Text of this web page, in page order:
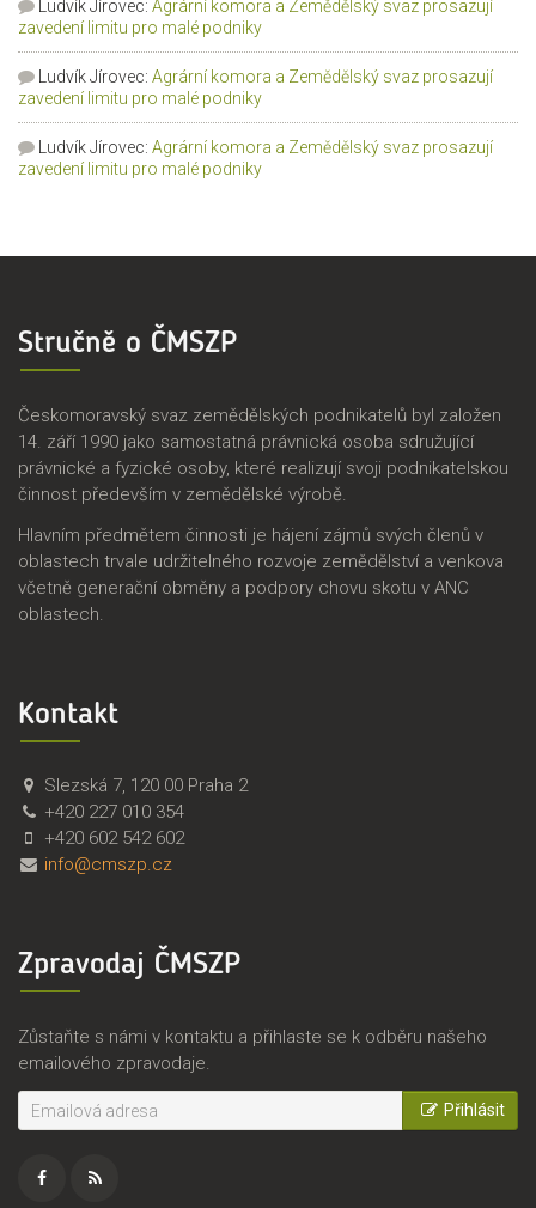
Ludvík Jírovec: Agrární komora a Zemědělský svaz prosazují
zavedení limitu pro malé podniky
Ludvík Jírovec: Agrární komora a Zemědělský svaz prosazují
zavedení limitu pro malé podniky
Ludvík Jírovec: Agrární komora a Zemědělský svaz prosazují
zavedení limitu pro malé podniky
Stručně o ČMSZP
Českomoravský svaz zemědělských podnikatelů byl založen
14. září 1990 jako samostatná právnická osoba sdružující
právnické a fyzické osoby, které realizují svoji podnikatelskou
činnost především v zemědělské výrobě.
Hlavním předmětem činnosti je hájení zájmů svých členů v
oblastech trvale udržitelného rozvoje zemědělství a venkova
včetně generační obměny a podpory chovu skotu v ANC
oblastech.
Kontakt
Č
M
S
Z
.
s
Č
e
s
k
r
a
s
k
s
Slezská 7, 120 00 Praha 2
+420 227 010 354
+420 602 542 602
info@cmszp.cz
Zpravodaj ČMSZP
Zůstaňte s námi v kontaktu a přihlaste se k odběru našeho
emailového zpravodaje.
Přihlásit